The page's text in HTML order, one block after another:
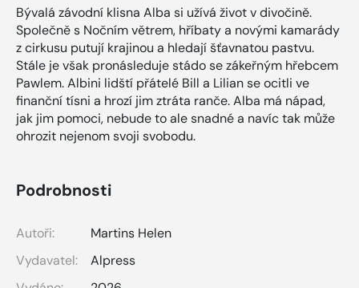
Bývalá závodní klisna Alba si užívá život v divočině.
Společně s Nočním větrem, hříbaty a novými kamarády
z cirkusu putují krajinou a hledají šťavnatou pastvu.
Stále je však pronásleduje stádo se zákeřným hřebcem
Pawlem. Albini lidští přátelé Bill a Lilian se ocitli ve
finanční tísni a hrozí jim ztráta ranče. Alba má nápad,
jak jim pomoci, nebude to ale snadné a navíc tak může
ohrozit nejenom svoji svobodu.
Podrobnosti
Autoři:
Martins Helen
Vydavatel:
Alpress